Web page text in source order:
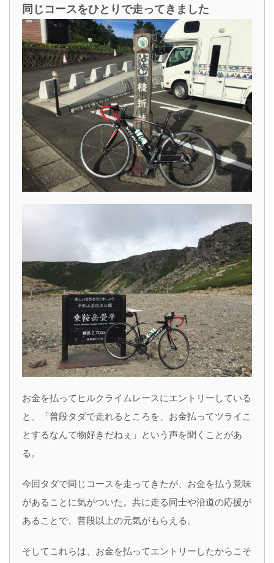
同じコースをひとりで走ってきました
お金を払ってヒルクライムレースにエントリーしている
と、「普段タダで走れるところを、お金払ってツライこ
とするなんて物好きだねぇ」という声を聞くことがあ
る。
今回タダで同じコースを走ってきたが、お金を払う意味
があることに気がついた。共に走る同士や沿道の応援が
あることで、普段以上の元気がもらえる。
そしてこれらは、お金を払ってエントリーしたからこそ